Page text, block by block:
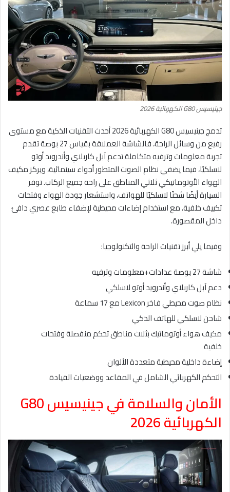
جينيسيس G80 الكهربائية 2026
تدمج جينيسيس G80 الكهربائية 2026 أحدث التقنيات الذكية مع مستوى
رفيع من وسائل الراحة، فالشاشة العملاقة بقياس 27 بوصة تقدم
تجربة معلومات وترفيه متكاملة تدعم آبل كاربلاي وأندرويد أوتو
لاسلكيًا، فيما يضفي نظام الصوت المتطور أجواء سينمائية، ويركز مكيف
الهواء الأوتوماتيكي ثلاثي المناطق على راحة جميع الركاب. توفر
السيارة أيضًا شحنًا لاسلكيًا للهواتف، واستشعار جودة الهواء وفتحات
تكييف خلفية، مع استخدام إضاءات محيطية لإضفاء طابع عصري دافئ
داخل المقصورة.
وفيما يلي أبرز تقنيات الراحة والتكنولوجيا:
شاشة 27 بوصة عدادات+معلومات وترفيه
دعم آبل كاربلاي وأندرويد أوتو لاسلكي
نظام صوت محيطي فاخر Lexicon مع 17 سماعة
شاحن لاسلكي للهاتف الذكي
مكيف هواء أوتوماتيك بثلاث مناطق تحكم منفصلة وفتحات
خلفية
إضاءة داخلية محيطية متعددة الألوان
التحكم الكهربائي الشامل في المقاعد ووضعيات القيادة
الأمان والسلامة في جينيسيس G80
الكهربائية 2026